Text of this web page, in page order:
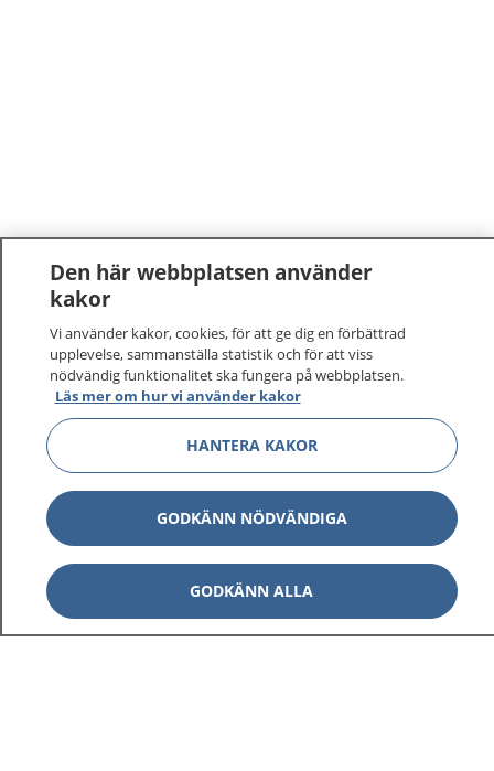
Den här webbplatsen använder
kakor
Vi använder kakor, cookies, för att ge dig en förbättrad
upplevelse, sammanställa statistik och för att viss
nödvändig funktionalitet ska fungera på webbplatsen.
Läs mer om hur vi använder kakor
HANTERA KAKOR
GODKÄNN NÖDVÄNDIGA
GODKÄNN ALLA